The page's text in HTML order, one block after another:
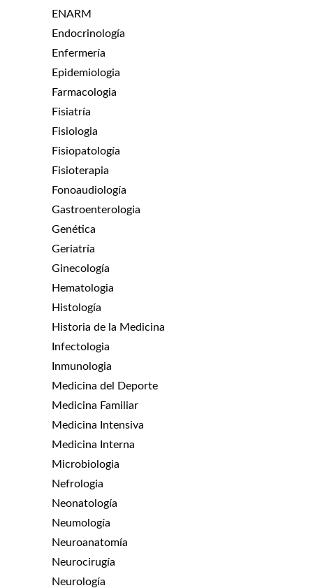
ENARM
Endocrinología
Enfermería
Epidemiologia
Farmacologia
Fisiatría
Fisiologia
Fisiopatología
Fisioterapia
Fonoaudiología
Gastroenterologia
Genética
Geriatría
Ginecología
Hematologia
Histología
Historia de la Medicina
Infectologia
Inmunologia
Medicina del Deporte
Medicina Familiar
Medicina Intensiva
Medicina Interna
Microbiologia
Nefrologia
Neonatología
Neumología
Neuroanatomía
Neurocirugía
Neurología